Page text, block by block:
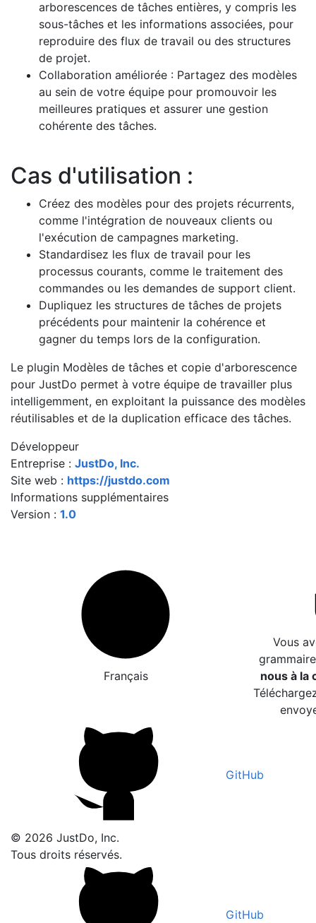
arborescences de tâches entières, y compris les
sous-tâches et les informations associées, pour
reproduire des flux de travail ou des structures
de projet.
Collaboration améliorée : Partagez des modèles
au sein de votre équipe pour promouvoir les
meilleures pratiques et assurer une gestion
cohérente des tâches.
Cas d'utilisation :
Créez des modèles pour des projets récurrents,
comme l'intégration de nouveaux clients ou
l'exécution de campagnes marketing.
Standardisez les flux de travail pour les
processus courants, comme le traitement des
commandes ou les demandes de support client.
Dupliquez les structures de tâches de projets
précédents pour maintenir la cohérence et
gagner du temps lors de la configuration.
Le plugin Modèles de tâches et copie d'arborescence
pour JustDo permet à votre équipe de travailler plus
intelligemment, en exploitant la puissance des modèles
réutilisables et de la duplication efficace des tâches.
Développeur
Entreprise : JustDo, Inc.
Site web : https://justdo.com
Informations supplémentaires
Version : 1.0
Français
Vous
nous à la
GitHub
© 2026 JustDo, Inc.
Tous droits réservés.
GitHub